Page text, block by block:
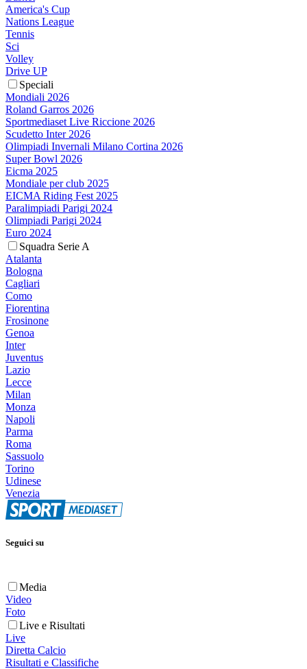
America's Cup
Nations League
Tennis
Sci
Volley
Drive UP
Speciali
Mondiali 2026
Roland Garros 2026
Sportmediaset Live Riccione 2026
Scudetto Inter 2026
Olimpiadi Invernali Milano Cortina 2026
Super Bowl 2026
Eicma 2025
Mondiale per club 2025
EICMA Riding Fest 2025
Paralimpiadi Parigi 2024
Olimpiadi Parigi 2024
Euro 2024
Squadra Serie A
Atalanta
Bologna
Cagliari
Como
Fiorentina
Frosinone
Genoa
Inter
Juventus
Lazio
Lecce
Milan
Monza
Napoli
Parma
Roma
Sassuolo
Torino
Udinese
Venezia
Seguici su
Media
Video
Foto
Live e Risultati
Live
Diretta Calcio
Risultati e Classifiche